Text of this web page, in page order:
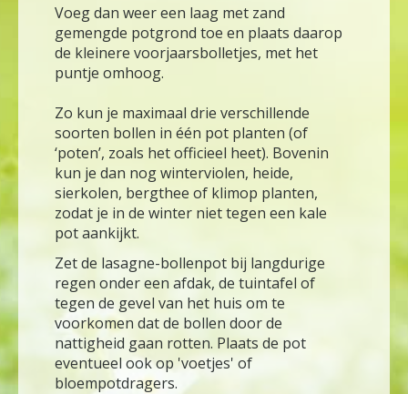
Voeg dan weer een laag met zand
gemengde potgrond toe en plaats daarop
de kleinere voorjaarsbolletjes, met het
puntje omhoog.
Zo kun je maximaal drie verschillende
soorten bollen in één pot planten (of
‘poten’, zoals het officieel heet). Bovenin
kun je dan nog winterviolen, heide,
sierkolen, bergthee of klimop planten,
zodat je in de winter niet tegen een kale
pot aankijkt.
Zet de lasagne-bollenpot bij langdurige
regen onder een afdak, de tuintafel of
tegen de gevel van het huis om te
voorkomen dat de bollen door de
nattigheid gaan rotten. Plaats de pot
eventueel ook op 'voetjes' of
bloempotdragers.